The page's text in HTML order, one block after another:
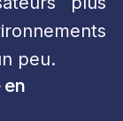
peu.